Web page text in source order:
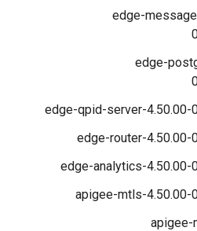
edge-
edge-
edge-qpid-server-4.50.00-
edge-router-4.50.00-
edge-analytics-4.50.00-
apigee-mtls-4.50.00-
apigee-